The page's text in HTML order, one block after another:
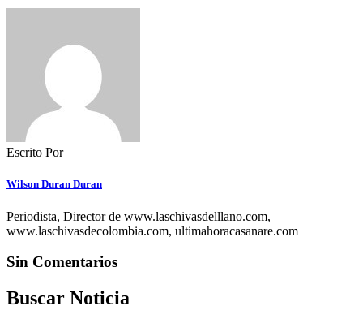
Escrito Por
Wilson Duran Duran
Periodista, Director de www.laschivasdelllano.com,
www.laschivasdecolombia.com, ultimahoracasanare.com
Sin Comentarios
Buscar Noticia